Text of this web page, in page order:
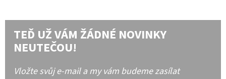
TEĎ UŽ VÁM ŽÁDNÉ NOVINKY
NEUTEČOU!
Vložte svůj e-mail a my vám budeme zasílat